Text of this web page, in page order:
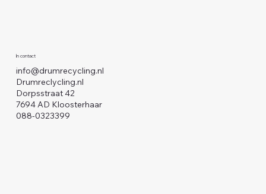
In contact
info@drumrecycling.nl
Drumreclycling.nl
Dorpsstraat 42
7694 AD Kloosterhaar
088-0323399